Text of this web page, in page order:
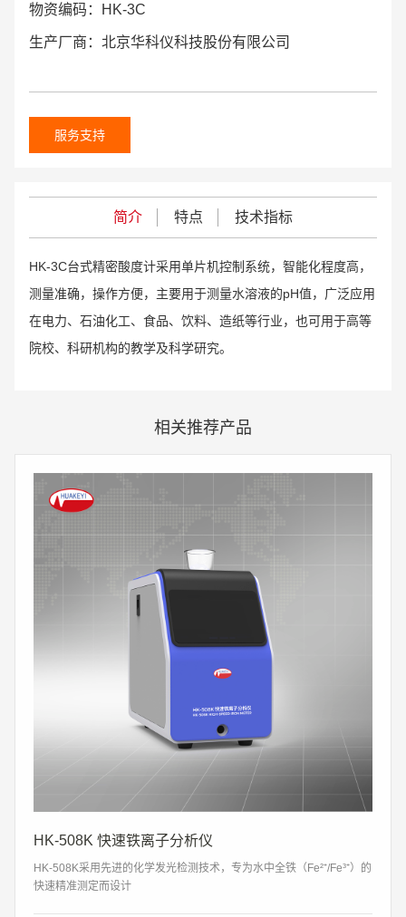
物资编码：HK-3C
生产厂商：北京华科仪科技股份有限公司
服务支持
简介 特点 技术指标
HK-3C台式精密酸度计采用单片机控制系统，智能化程度高，
测量准确，操作方便，主要用于测量水溶液的pH值，广泛应用
在电力、石油化工、食品、饮料、造纸等行业，也可用于高等
院校、科研机构的教学及科学研究。
相关推荐产品
HK-508K 快速铁离子分析仪
HK-508K采用先进的化学发光检测技术，专为水中全铁（Fe²⁺/Fe³⁺）的
快速精准测定而设计